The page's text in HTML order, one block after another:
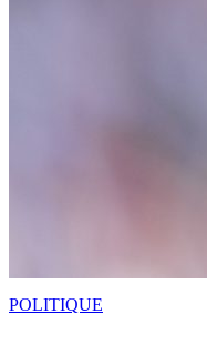
POLITIQUE